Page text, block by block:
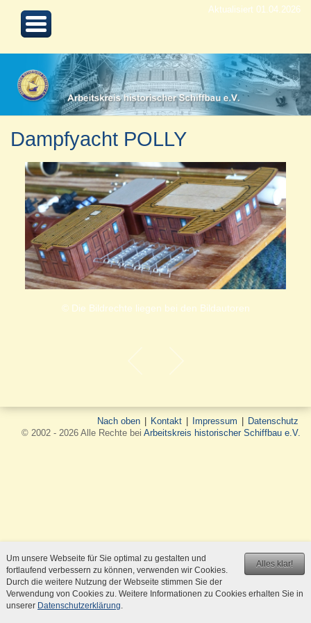
Aktualisiert 01.04.2026
Dampfyacht POLLY
© Die Bildrechte liegen bei den Bildautoren
Nach oben Kontakt Impressum
Datenschutz
© 2002 - 2026 Alle Rechte bei Arbeitskreis historischer Schiffbau e.V.
Alles klar!
Um unsere Webseite für Sie optimal zu gestalten und
fortlaufend verbessern zu können, verwenden wir Cookies.
Durch die weitere Nutzung der Webseite stimmen Sie der
Verwendung von Cookies zu. Weitere Informationen zu Cookies erhalten Sie in
unserer Datenschutzerklärung